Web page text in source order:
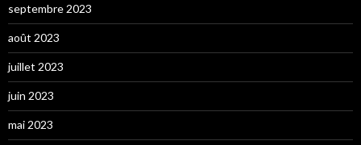
septembre 2023
août 2023
juillet 2023
juin 2023
mai 2023